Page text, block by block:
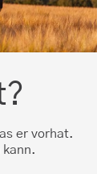
er vorhat.